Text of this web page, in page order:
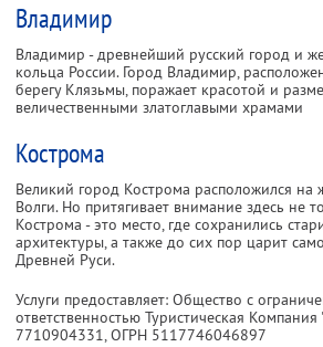
Владимир
Владимир - древнейший русский город и
кольца России. Город Владимир,
берегу Клязьмы, поражает красотой и
величественными златоглавыми храмами
Кострома
Великий город Кострома расположился на
Волги. Но притягивает внимание здесь не
Кострома - это место, где сохранились
архитектуры, а также до сих пор царит
Древней Руси.
Услуги предоставляет: Общество с
ответственностью Туристическая Компания
7710904331, ОГРН 5117746046897